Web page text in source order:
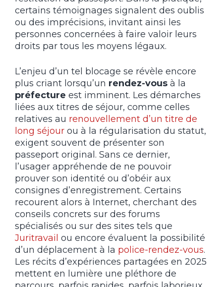
certains témoignages signalent des oublis
ou des imprécisions, invitant ainsi les
personnes concernées à faire valoir leurs
droits par tous les moyens légaux.
L’enjeu d’un tel blocage se révèle encore
plus criant lorsqu’un rendez-vous à la
préfecture est imminent. Les démarches
liées aux titres de séjour, comme celles
relatives au renouvellement d’un titre de
long séjour ou à la régularisation du statut,
exigent souvent de présenter son
passeport original. Sans ce dernier,
l’usager appréhende de ne pouvoir
prouver son identité ou d’obéir aux
consignes d’enregistrement. Certains
recourent alors à Internet, cherchant des
conseils concrets sur des forums
spécialisés ou sur des sites tels que
Juritravail ou encore évaluent la possibilité
d’un déplacement à la police-rendez-vous.
Les récits d’expériences partagées en 2025
mettent en lumière une pléthore de